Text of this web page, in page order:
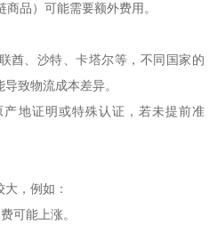
品）可能需要额外费用。
酋、沙特、卡塔尔等，不同国家的
致物流成本差异。
地证明或特殊认证，若未提前准
，例如：
可能上涨。